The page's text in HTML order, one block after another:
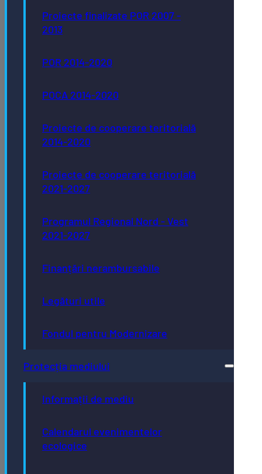
Proiecte finalizate POR 2007 -
2013
POR 2014-2020
POCA 2014-2020
Proiecte de cooperare teritorială
2014-2020
Proiecte de cooperare teritorială
2021-2027
Programul Regional Nord - Vest
2021-2027
Finanțări nerambursabile
Legături utile
Fondul pentru Modernizare
Protecția mediului
Informații de mediu
Calendarul evenimentelor
ecologice